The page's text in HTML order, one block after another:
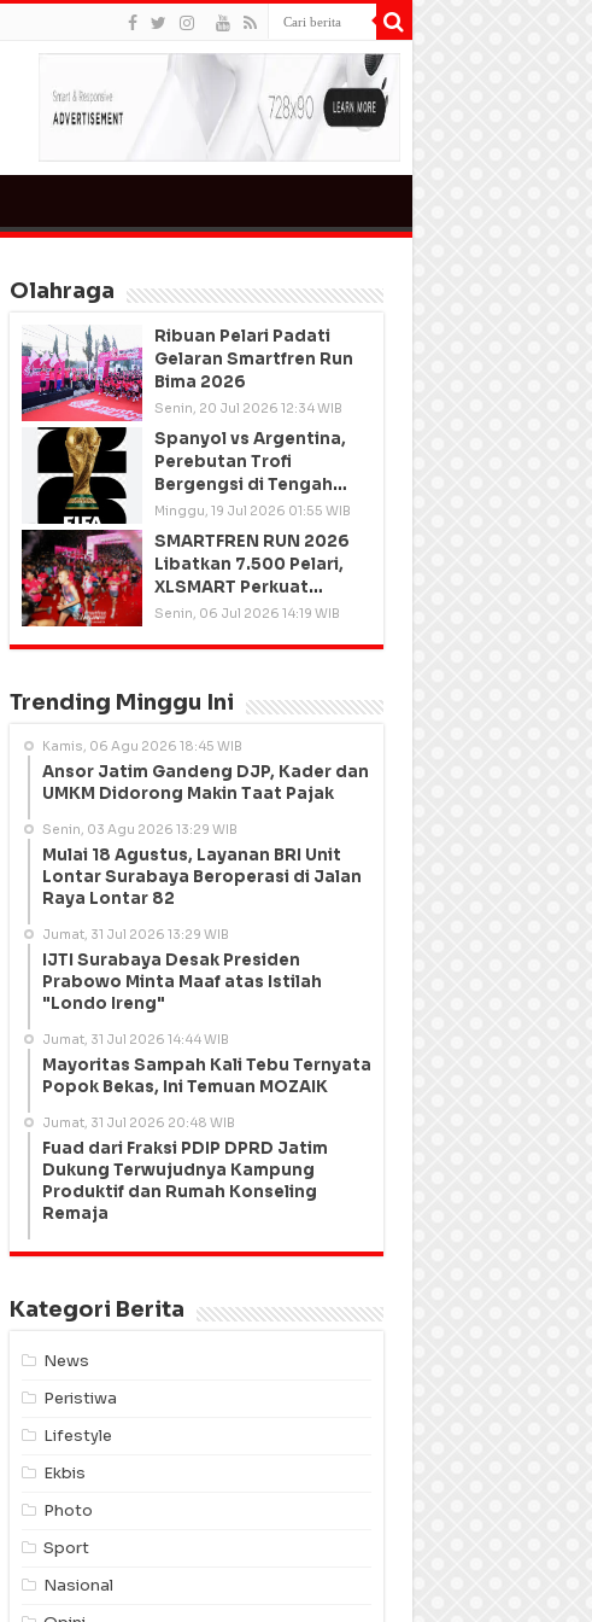
Olahraga
Ribuan Pelari Padati
Gelaran Smartfren Run
Bima 2026
Senin, 20 Jul 2026 12:34 WIB
Spanyol vs Argentina,
Perebutan Trofi
Bergengsi di Tengah
Semangat Persatuan
Minggu, 19 Jul 2026 01:55 WIB
SMARTFREN RUN 2026
Libatkan 7.500 Pelari,
XLSMART Perkuat
Kedekatan dengan
Senin, 06 Jul 2026 14:19 WIB
Trending Minggu Ini
Kamis, 06 Agu 2026 18:45 WIB
Ansor Jatim Gandeng DJP, Kader dan
UMKM Didorong Makin Taat Pajak
Senin, 03 Agu 2026 13:29 WIB
Mulai 18 Agustus, Layanan BRI Unit
Lontar Surabaya Beroperasi di Jalan
Raya Lontar 82
Jumat, 31 Jul 2026 13:29 WIB
IJTI Surabaya Desak Presiden
Prabowo Minta Maaf atas Istilah
"Londo Ireng"
Jumat, 31 Jul 2026 14:44 WIB
Mayoritas Sampah Kali Tebu Ternyata
Popok Bekas, Ini Temuan MOZAIK
Jumat, 31 Jul 2026 20:48 WIB
Fuad dari Fraksi PDIP DPRD Jatim
Dukung Terwujudnya Kampung
Produktif dan Rumah Konseling
Remaja
Kategori Berita
News
Peristiwa
Lifestyle
Ekbis
Photo
Sport
Nasional